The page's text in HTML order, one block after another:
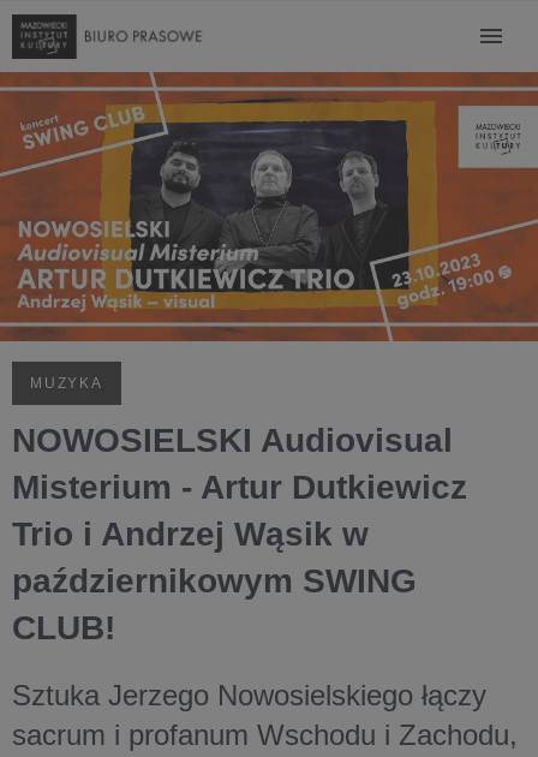
MUZYKA
NOWOSIELSKI Audiovisual
Misterium - Artur Dutkiewicz
Trio i Andrzej Wąsik w
październikowym SWING
CLUB!
Sztuka Jerzego Nowosielskiego łączy
sacrum i profanum Wschodu i Zachodu,